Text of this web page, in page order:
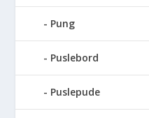
Pung
Puslebord
Puslepude